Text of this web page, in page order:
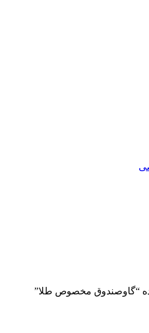
“گاوصندوق مخصوص طلا”